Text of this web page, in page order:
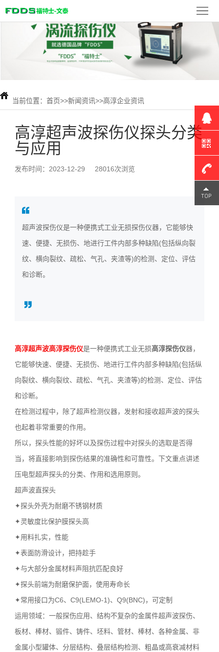
首
品
展
新
闻
检 当前位置： 首页>>新闻资讯>>高淳企业资讯
高淳超声波探伤仪探头分类
与应用
发布时间：2023-12-29 28016次浏览
超声波探伤仪是一种便携式工业无损探伤仪器，它能够快
速、便捷、无损伤、地进行工件内部多种缺陷(包括纵向裂
纹、横向裂纹、疏松、气孔、夹渣等)的检测、定位、评估
和诊断。
高淳超声波高淳探伤仪是一种便携式工业无损高淳探伤仪器，
它能够快速、便捷、无损伤、地进行工件内部多种缺陷(包括纵
向裂纹、横向裂纹、疏松、气孔、夹渣等)的检测、定位、评估
和诊断。
在检测过程中，除了超声检测仪器，发射和接收超声波的探头
也起着非常重要的作用。
所以，探头性能的好坏以及探伤过程中对探头的选取是否得
当，将直接影响到探伤结果的准确性和可靠性。下文重点讲述
压电型超声探头的分类、作用和选用原则。
超声波直探头
✦探头外壳为耐磨不锈钢材质
✦灵敏度比保护膜探头高
✦用料扎实，性能
✦表面防滑设计，把持趁手
✦与大部分金属材料声阻抗匹配良好
✦探头前端为耐磨保护面，使用寿命长
✦常用接口为C6、C9(LEMO-1)、Q9(BNC)，可定制
运用领域：一般探伤应用、结构不复杂的金属件超声波探伤、
板材、棒材、锻件、铸件、坯料、管材、棒材、各种金属、非
金属小型罐体、分层结构、叠层结构检测、粗晶或高衰减材料
180-
3636